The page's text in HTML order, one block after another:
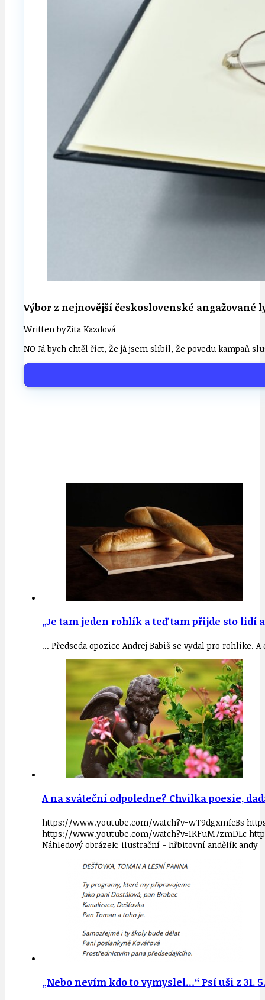
Výbor z nejnovější československé angažované
Written byZita Kazdová
NO Já bych chtěl říct, Že já jsem slíbil, Že povedu kampaň
„Je tam jeden rohlík a teď tam přijde sto lidí
... Předseda opozice Andrej Babiš se vydal pro rohlíke.
A na sváteční odpoledne? Chvilka poesie,
https://www.youtube.com/watch?v=wT9dgxmfcBs
https://www.youtube.com/watch?v=1KFuM7zmDLc
Náhledový obrázek: ilustrační - hřbitovní andělík andy
„Nebo nevím kdo to vymyslel…“ Psí uši z 31.